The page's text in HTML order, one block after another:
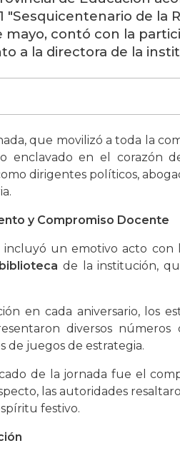
"Sesquicentenario de la
mayo, contó con la
a la directora de la
que movilizó a toda la
enclavado en el corazón
dirigentes políticos,
y Compromiso Docente
incluyó un emotivo acto
de la institución,
en cada aniversario, los
diversos
de juegos de estrategia.
de la jornada fue el
las autoridades
festivo.